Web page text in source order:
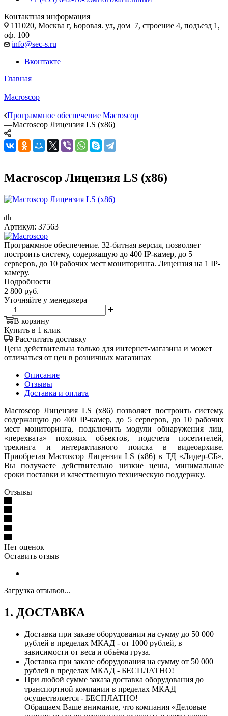
Контактная информация
111020, Москва г, Боровая. ул, дом 7, строение 4, подъезд 1,
оф. 100
info@sec-s.ru
Вконтакте
Главная
—
Macroscop
—
Программное обеспечение Macroscop
—Macroscop Лицензия LS (x86)
Macroscop Лицензия LS (x86)
Артикул: 37563
Программное обеспечение. 32-битная версия, позволяет
построить систему, содержащую до 400 IP-камер, до 5
серверов, до 10 рабочих мест мониторинга. Лицензия на 1 IP-
камеру.
Подробности
2 800 руб.
Уточняйте у менеджера
В корзину
Купить в 1 клик
Рассчитать доставку
Цена действительна только для интернет-магазина и может
отличаться от цен в розничных магазинах
Описание
Отзывы
Доставка и оплата
Macroscop Лицензия LS (x86) позволяет построить систему,
содержащую до 400 IP-камер, до 5 серверов, до 10 рабочих
мест мониторинга, подключить модули обнаружения лиц,
«перехвата» похожих объектов, подсчета посетителей,
трекинга и интерактивного поиска в видеоархиве.
Приобретая Macroscop Лицензия LS (x86) в ТД «Лидер-СБ»,
Вы получаете действительно низкие цены, минимальные
сроки поставки и качественную техническую поддержку.
Отзывы
Нет оценок
Оставить отзыв
Загрузка отзывов...
1. ДОСТАВКА
Доставка при заказе оборудования на сумму до 50 000
рублей в пределах МКАД - от 1000 рублей, в
зависимости от веса и объёма груза.
Доставка при заказе оборудования на сумму от 50 000
рублей в пределах МКАД - БЕСПЛАТНО!
При любой сумме заказа доставка оборудования до
транспортной компании в пределах МКАД
осуществляется - БЕСПЛАТНО!
Обращаем Ваше внимание, что компания «Деловые